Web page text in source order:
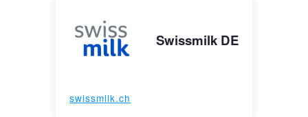
Swissmilk DE
swissmilk.ch